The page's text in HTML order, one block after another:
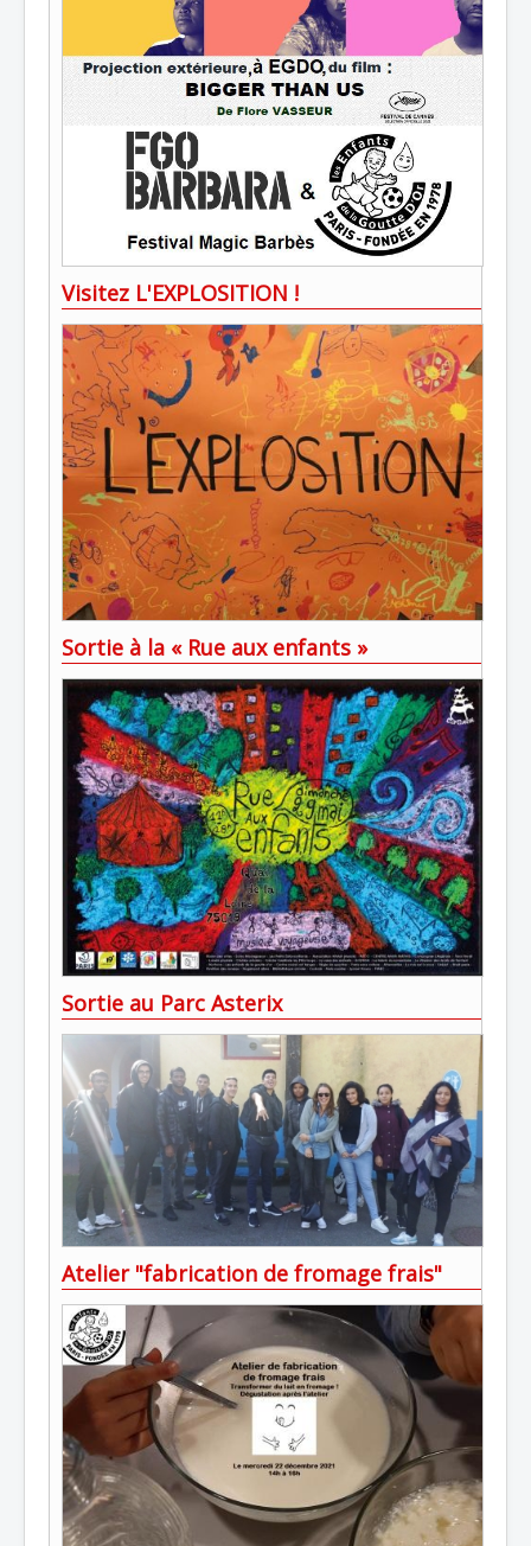
Visitez L'EXPLOSITION !
Sortie à la « Rue aux enfants »
Sortie au Parc Asterix
Atelier "fabrication de fromage frais"